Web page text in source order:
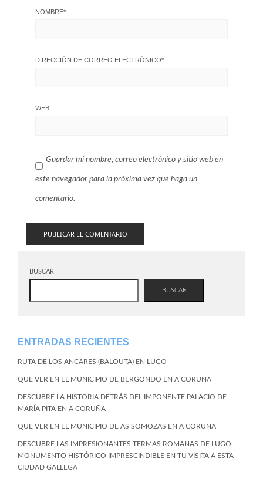
NOMBRE*
DIRECCIÓN DE CORREO ELECTRÓNICO*
WEB
Guardar mi nombre, correo electrónico y sitio web en
este navegador para la próxima vez que haga un
comentario.
BUSCAR
BUSCAR
ENTRADAS RECIENTES
RUTA DE LOS ANCARES (BALOUTA) EN LUGO
QUE VER EN EL MUNICIPIO DE BERGONDO EN A CORUÑA
DESCUBRE LA HISTORIA DETRÁS DEL IMPONENTE PALACIO DE
MARÍA PITA EN A CORUÑA
QUE VER EN EL MUNICIPIO DE AS SOMOZAS EN A CORUÑA
DESCUBRE LAS IMPRESIONANTES TERMAS ROMANAS DE LUGO:
MONUMENTO HISTÓRICO IMPRESCINDIBLE EN TU VISITA A ESTA
CIUDAD GALLEGA